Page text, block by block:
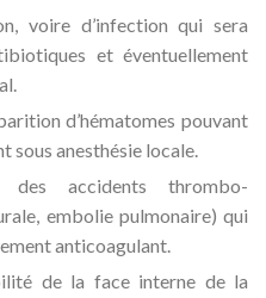
voire d’infection qui sera
et éventuellement
d’hématomes pouvant
sous anesthésie locale.
accidents thrombo-
embolie pulmonaire) qui
anticoagulant.
de la face interne de la